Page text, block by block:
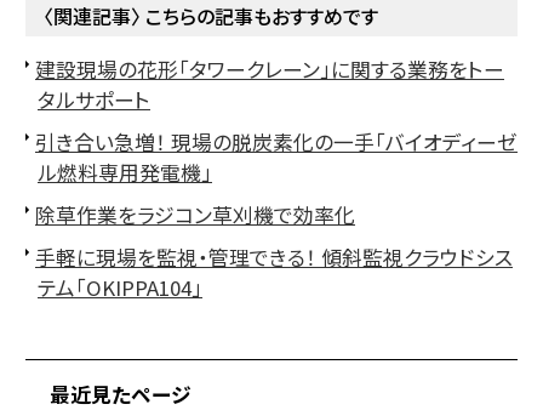
〈関連記事〉 こちらの記事もおすすめです
建設現場の花形「タワークレーン」に関する業務をトー
タルサポート
引き合い急増！ 現場の脱炭素化の一手「バイオディーゼ
ル燃料専用発電機」
除草作業をラジコン草刈機で効率化
手軽に現場を監視・管理できる！ 傾斜監視クラウドシス
テム「OKIPPA104」
最近見たページ